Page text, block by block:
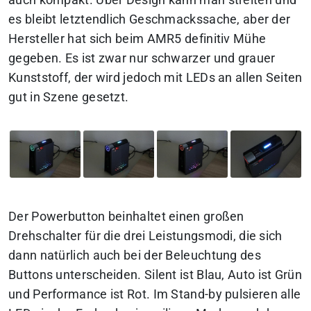
es bleibt letztendlich Geschmackssache, aber der
Hersteller hat sich beim AMR5 definitiv Mühe
gegeben. Es ist zwar nur schwarzer und grauer
Kunststoff, der wird jedoch mit LEDs an allen Seiten
gut in Szene gesetzt.
Der Powerbutton beinhaltet einen großen
Drehschalter für die drei Leistungsmodi, die sich
dann natürlich auch bei der Beleuchtung des
Buttons unterscheiden. Silent ist Blau, Auto ist Grün
und Performance ist Rot. Im Stand-by pulsieren alle